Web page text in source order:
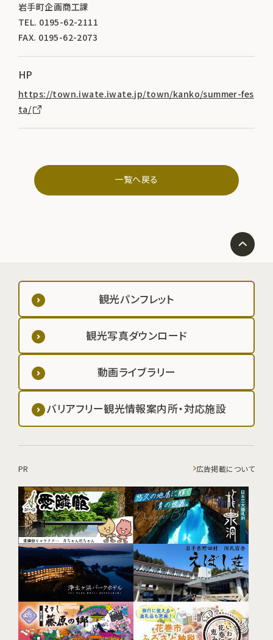
岩手町企画商工課
TEL. 0195-62-2111
FAX. 0195-62-2073
HP
https://town.iwate.iwate.jp/town/kanko/summer-fes
ta/
一覧へ戻る
観光パンフレット
観光写真ダウンロード
動画ライブラリー
バリアフリー観光情報案内所・対応施設
PR 広告掲載について